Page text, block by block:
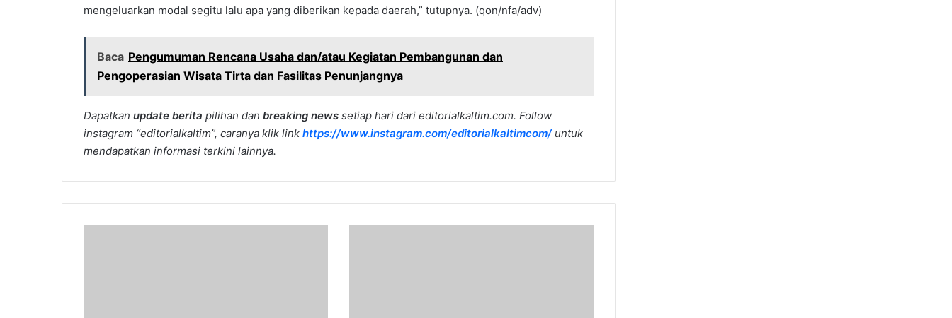
mengeluarkan modal segitu lalu apa yang diberikan kepada daerah,” tutupnya. (qon/nfa/adv)
Baca Pengumuman Rencana Usaha dan/atau Kegiatan Pembangunan dan
Pengoperasian Wisata Tirta dan Fasilitas Penunjangnya
Dapatkan update berita pilihan dan breaking news setiap hari dari editorialkaltim.com. Follow
instagram “editorialkaltim”, caranya klik link https://www.instagram.com/editorialkaltimcom/ untuk
mendapatkan informasi terkini lainnya.